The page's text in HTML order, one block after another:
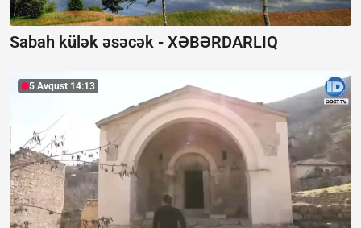
Sabah külək əsəcək - XƏBƏRDARLIQ
5 Avqust 14:13